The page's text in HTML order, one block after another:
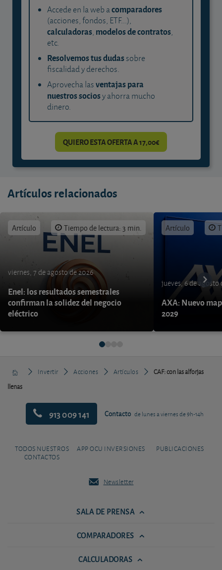
Accede en la web acomparadores
(acciones, fondos, ETF...),
calculadoras, modelos de contratos,
etc.
Resolvemos tus dudassobre
fiscalidad y derechos.
Aprovecha lasventajas para
nuestros sociosy ahorra mucho
dinero.
QUIERO ESTA OFERTA A 17,00€
Artículos relacionados
Artículo Tiempo de lectura: 3 min.
viernes, 7 de agosto de 2026
Enel: los resultados semestrales
confirman la solidez del negocio
eléctrico
Artículo
jueves, 6 de agosto
AXA: Nuevo
2029
Invertir Acciones Artículos
CAF: con las alforjas
llenas
913 009 141 Contacto de lunes a viernes de 9h-14h
TODOS NUESTROS
CONTACTOS
APP OCU INVERSIONES PUBLICACIONES
Newsletter
SALA DE PRENSA
COMPARADORES
CALCULADORAS